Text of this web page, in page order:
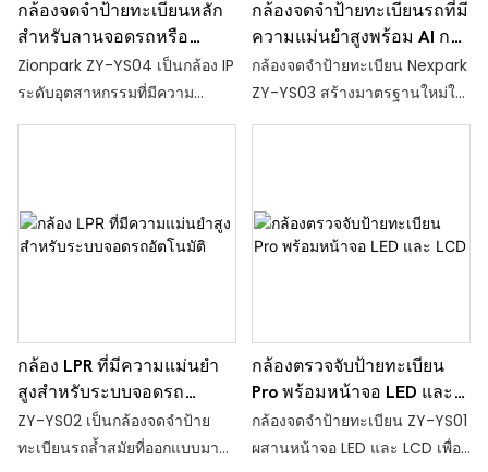
กล้องจดจำป้ายทะเบียนหลัก
สำหรับลานจอดรถหรือ
ทางหลวง
Zionpark ZY-YS04 เป็นกล้อง IP
ระดับอุตสาหกรรมที่มีความ
เชี่ยวชาญสูง จุดประสงค์หลัก
กล้องจดจำป้ายทะเบียนรถที่มี
ความแม่นยำสูงพร้อม AI การ
เรียนรู้เชิงลึก
กล้องจดจำป้ายทะเบียน Nexpark
ZY-YS03 สร้างมาตรฐานใหม่ใน
การจัดการจราจรอัจฉริยะด้วยอัล
กล้อง LPR ที่มีความแม่นยำ
สูงสำหรับระบบจอดรถ
อัตโนมัติ
ZY-YS02 เป็นกล้องจดจำป้าย
ทะเบียนรถล้ำสมัยที่ออกแบบมา
กล้องตรวจจับป้ายทะเบียน
Pro พร้อมหน้าจอ LED และ
LCD
กล้องจดจำป้ายทะเบียน ZY-YS01
ผสานหน้าจอ LED และ LCD เพื่อ